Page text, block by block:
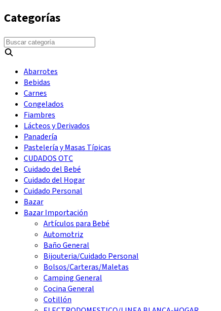
Categorías
Abarrotes
Bebidas
Carnes
Congelados
Fiambres
Lácteos y Derivados
Panadería
Pastelería y Masas Típicas
CUDADOS OTC
Cuidado del Bebé
Cuidado del Hogar
Cuidado Personal
Bazar
Bazar Importación
Artículos para Bebé
Automotriz
Baño General
Bijouteria/Cuidado Personal
Bolsos/Carteras/Maletas
Camping General
Cocina General
Cotillón